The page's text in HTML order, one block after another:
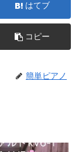
はてブ
コピー
簡単ピアノ